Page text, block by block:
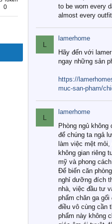
0
to be worn every
almost every outfit.
L
lamerhome
Hãy đến với
ngay những sản
https://
muc-san-pham/
L
lamerhome
Phòng ngủ
để chúng ta ngả
làm việc mệt
không gian riêng
mỹ và phong
Để biến căn
nghỉ dưỡng đích
nhà, việc đầu tư
phẩm chăn ga
điều vô cùng cần
phẩm này không